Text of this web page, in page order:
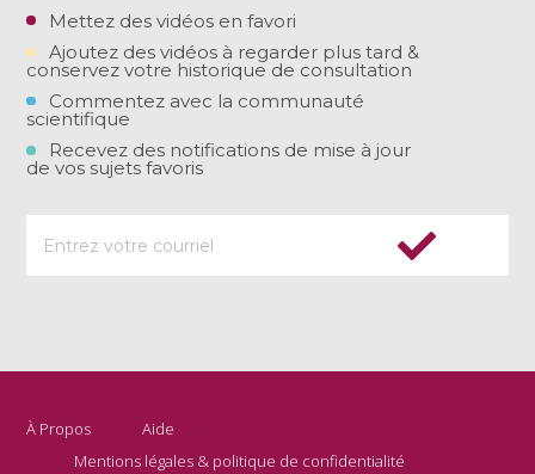
Mettez des vidéos en favori
Ajoutez des vidéos à regarder plus tard &
conservez votre historique de consultation
Commentez avec la communauté
scientifique
Recevez des notifications de mise à jour
de vos sujets favoris
À Propos
Aide
Mentions légales & politique de confidentialité